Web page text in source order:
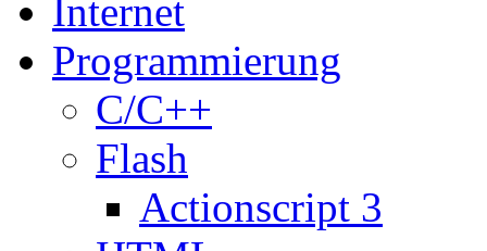
Internet
Programmierung
C/C++
Flash
Actionscript 3